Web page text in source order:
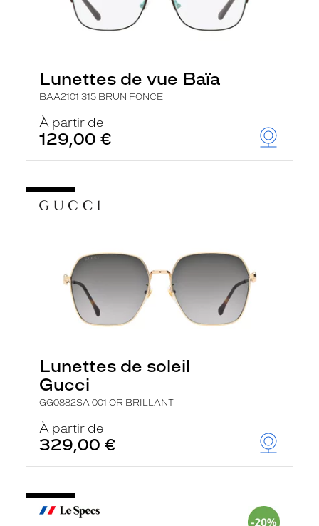
Lunettes de vue Baïa
BAA2101 315 BRUN FONCE
À partir de
129,00 €
Lunettes de soleil
Gucci
GG0882SA 001 OR BRILLANT
À partir de
329,00 €